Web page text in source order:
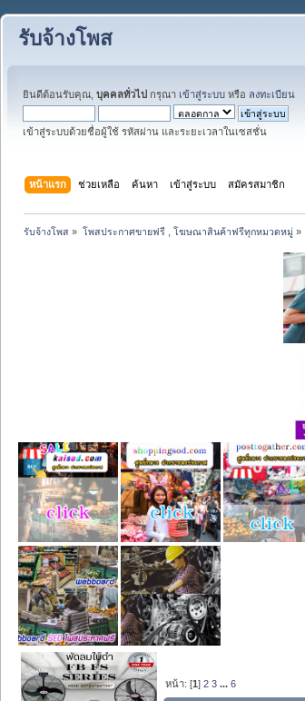
รับจ้างโพส
ยินดีต้อนรับคุณ, บุคคลทั่วไป กรุณา เข้าสู่ระบบ หรือ ลงทะเบียน
เข้าสู่ระบบด้วยชื่อผู้ใช้ รหัสผ่าน และระยะเวลาในเซสชั่น
หน้าแรก ช่วยเหลือ ค้นหา เข้าสู่ระบบ สมัครสมาชิก
รับจ้างโพส » โพสประกาศขายฟรี , โฆษณาสินค้าฟรีทุกหมวดหมู่»
หน้า: [1]2 3 ...6